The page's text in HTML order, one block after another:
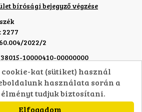
bírósági bejegyző végzése
2022/2
10000410-00000000
dr.
cookie-kat (sütiket) használ
használata során a
élményt tudjuk biztosítani.
Elfogadom